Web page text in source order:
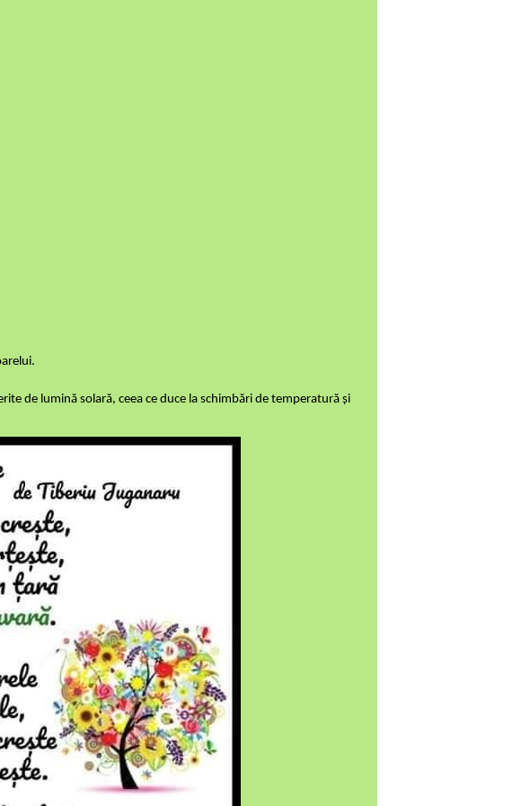
de lumină solară, ceea ce duce la schimbări de temperatură și